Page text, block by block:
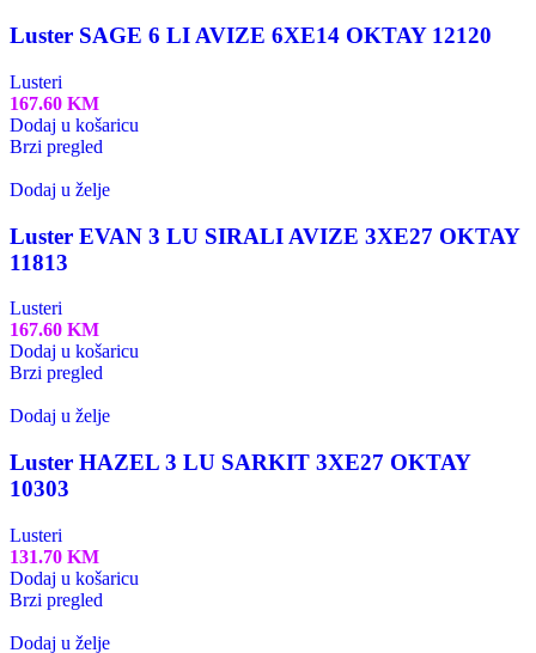
Luster SAGE 6 LI AVIZE 6XE14 OKTAY 12120
Lusteri
167.60 KM
Dodaj u košaricu
Brzi pregled
Dodaj u želje
Luster EVAN 3 LU SIRALI AVIZE 3XE27 OKTAY
11813
Lusteri
167.60 KM
Dodaj u košaricu
Brzi pregled
Dodaj u želje
Luster HAZEL 3 LU SARKIT 3XE27 OKTAY
10303
Lusteri
131.70 KM
Dodaj u košaricu
Brzi pregled
Dodaj u želje